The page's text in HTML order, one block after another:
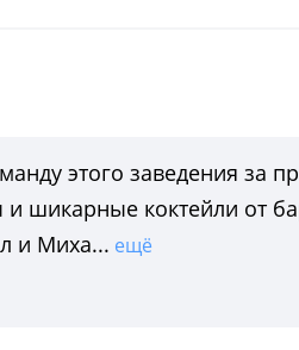
этого заведения за
шикарные коктейли от
и Миха... ещё